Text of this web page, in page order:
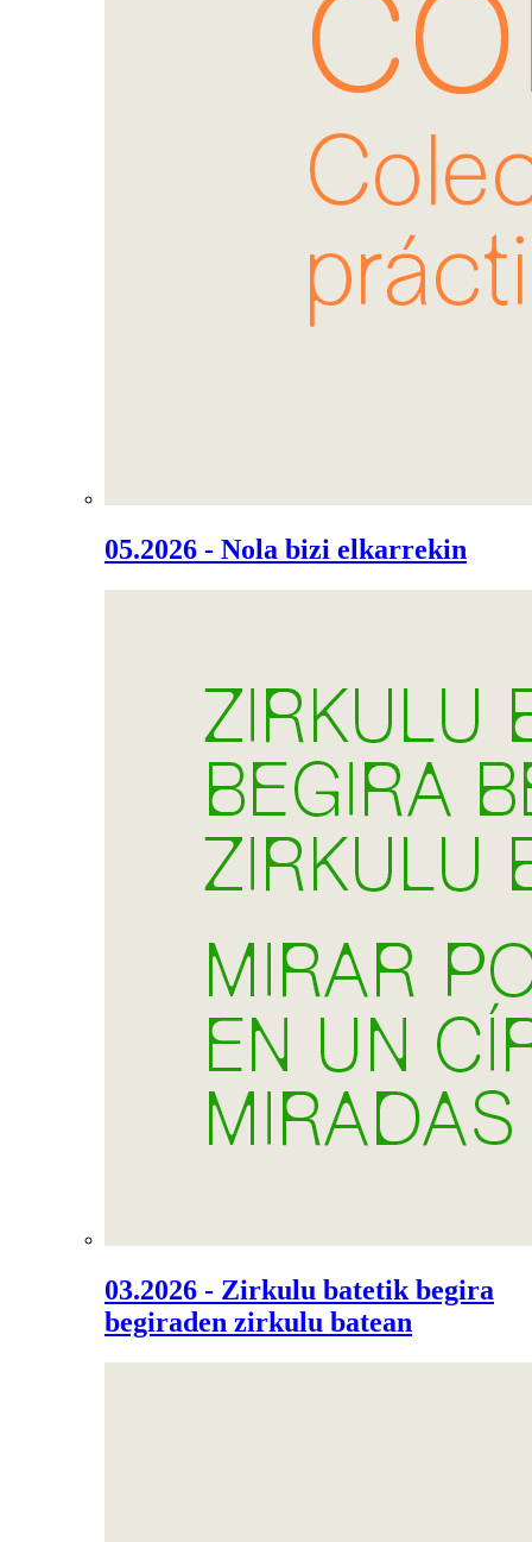
05.2026 - Nola bizi elkarrekin
03.2026 - Zirkulu batetik begira
begiraden zirkulu batean